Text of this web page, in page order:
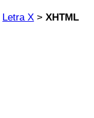
Letra X >XHTML